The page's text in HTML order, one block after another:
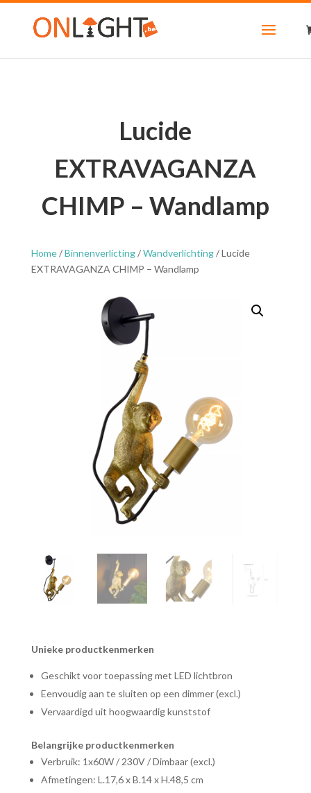
Lucide
EXTRAVAGANZA
CHIMP – Wandlamp
Home/Binnenverlicting/Wandverlichting/ Lucide
EXTRAVAGANZA CHIMP – Wandlamp
Unieke productkenmerken
Geschikt voor toepassing met LED lichtbron
Eenvoudig aan te sluiten op een dimmer (excl.)
Vervaardigd uit hoogwaardig kunststof
Belangrijke productkenmerken
Verbruik: 1x60W / 230V / Dimbaar (excl.)
Afmetingen: L.17,6 x B.14 x H.48,5 cm